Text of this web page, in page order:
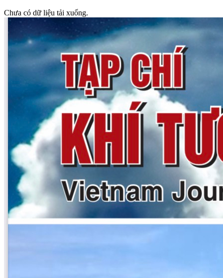
Chưa có dữ liệu tải xuống.